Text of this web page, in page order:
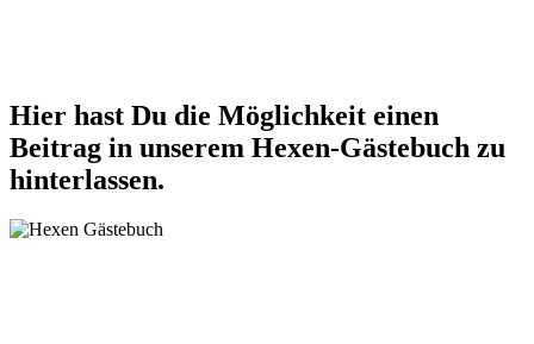
Hier hast Du die Möglichkeit einen
Beitrag in unserem Hexen-Gästebuch zu
hinterlassen.